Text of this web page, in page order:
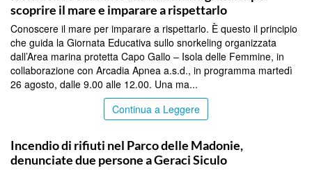
scoprire il mare e imparare a rispettarlo
Conoscere il mare per imparare a rispettarlo. È questo il principio
che guida la Giornata Educativa sullo snorkeling organizzata
dall’Area marina protetta Capo Gallo – Isola delle Femmine, in
collaborazione con Arcadia Apnea a.s.d., in programma martedì
26 agosto, dalle 9.00 alle 12.00. Una ma...
Continua a Leggere
Incendio di rifiuti nel Parco delle Madonie,
denunciate due persone a Geraci Siculo